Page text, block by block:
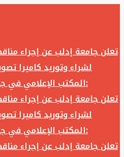
تعلن جامعة إدلب عن إجراء
لشراء وتوريد كاميرا
المكتب الإعلامي في جامعة إدلب وفق الآتي:
تعلن جامعة إدلب عن إجراء
لشراء وتوريد كاميرا
المكتب الإعلامي في جامعة إدلب وفق الآتي:
تعلن جامعة إدلب عن إجراء